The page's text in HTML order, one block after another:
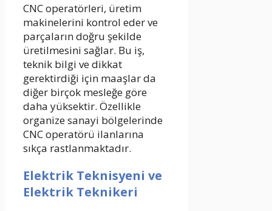
CNC operatörleri, üretim
makinelerini kontrol eder ve
parçaların doğru şekilde
üretilmesini sağlar. Bu iş,
teknik bilgi ve dikkat
gerektirdiği için maaşlar da
diğer birçok mesleğe göre
daha yüksektir. Özellikle
organize sanayi bölgelerinde
CNC operatörü ilanlarına
sıkça rastlanmaktadır.
Elektrik Teknisyeni ve
Elektrik Teknikeri